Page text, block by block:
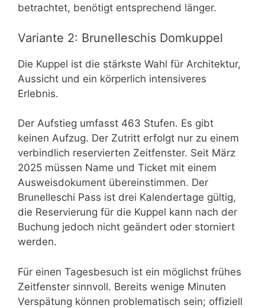
betrachtet, benötigt entsprechend länger.
Variante 2: Brunelleschis Domkuppel
Die Kuppel ist die stärkste Wahl für Architektur,
Aussicht und ein körperlich intensiveres
Erlebnis.
Der Aufstieg umfasst 463 Stufen. Es gibt
keinen Aufzug. Der Zutritt erfolgt nur zu einem
verbindlich reservierten Zeitfenster. Seit März
2025 müssen Name und Ticket mit einem
Ausweisdokument übereinstimmen. Der
Brunelleschi Pass ist drei Kalendertage gültig,
die Reservierung für die Kuppel kann nach der
Buchung jedoch nicht geändert oder storniert
werden.
Für einen Tagesbesuch ist ein möglichst frühes
Zeitfenster sinnvoll. Bereits wenige Minuten
Verspätung können problematisch sein; offiziell